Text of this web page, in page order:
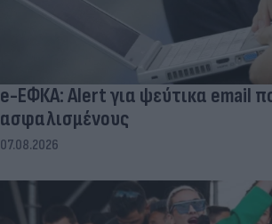
e-ΕΦΚΑ: Alert για ψεύτικα email
ασφαλισμένους
07.08.2026